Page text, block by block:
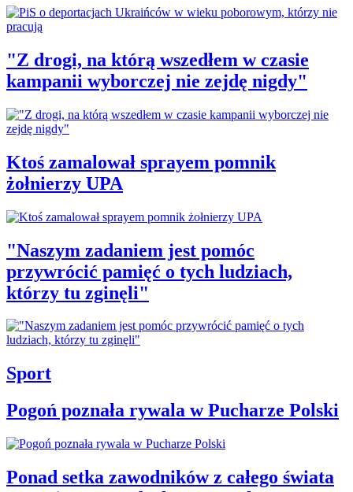
"Z drogi, na którą wszedłem w czasie
kampanii wyborczej nie zejdę nigdy"
Ktoś zamalował sprayem pomnik
żołnierzy UPA
"Naszym zadaniem jest pomóc
przywrócić pamięć o tych ludziach,
którzy tu zginęli"
Sport
Pogoń poznała rywala w Pucharze Polski
Ponad setka zawodników z całego świata